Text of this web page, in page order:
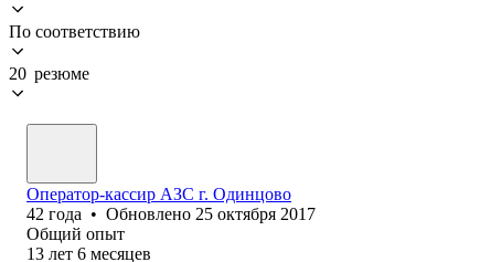
По соответствию
20 резюме
Оператор-кассир‎ АЗС г. Одинцово
42 года • Обновлено 25 октября 2017
Общий опыт
13 лет 6 месяцев